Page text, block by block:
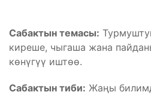
Сабактын темасы:
киреше, чыгаша жана
көнүгүү иштөө.
Сабактын тиби: Жаңы